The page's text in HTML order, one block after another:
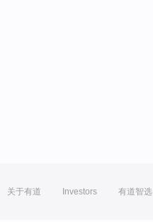
关于有道 Investors 有道智选